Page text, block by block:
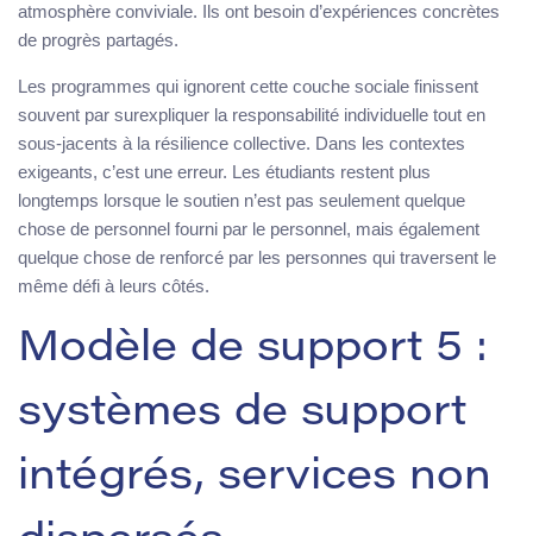
atmosphère conviviale. Ils ont besoin d’expériences concrètes
de progrès partagés.
Les programmes qui ignorent cette couche sociale finissent
souvent par surexpliquer la responsabilité individuelle tout en
sous-jacents à la résilience collective. Dans les contextes
exigeants, c’est une erreur. Les étudiants restent plus
longtemps lorsque le soutien n’est pas seulement quelque
chose de personnel fourni par le personnel, mais également
quelque chose de renforcé par les personnes qui traversent le
même défi à leurs côtés.
Modèle de support 5 :
systèmes de support
intégrés, services non